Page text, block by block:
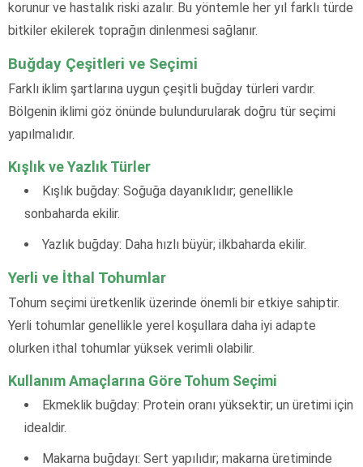
korunur ve hastalık riski azalır. Bu yöntemle her yıl farklı türde
bitkiler ekilerek toprağın dinlenmesi sağlanır.
Buğday Çeşitleri ve Seçimi
Farklı iklim şartlarına uygun çeşitli buğday türleri vardır.
Bölgenin iklimi göz önünde bulundurularak doğru tür seçimi
yapılmalıdır.
Kışlık ve Yazlık Türler
Kışlık buğday: Soğuğa dayanıklıdır; genellikle
sonbaharda ekilir.
Yazlık buğday: Daha hızlı büyür; ilkbaharda ekilir.
Yerli ve İthal Tohumlar
Tohum seçimi üretkenlik üzerinde önemli bir etkiye sahiptir.
Yerli tohumlar genellikle yerel koşullara daha iyi adapte
olurken ithal tohumlar yüksek verimli olabilir.
Kullanım Amaçlarına Göre Tohum Seçimi
Ekmeklik buğday: Protein oranı yüksektir; un üretimi için
idealdir.
Makarna buğdayı: Sert yapılıdır; makarna üretiminde